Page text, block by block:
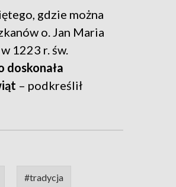
gdzie można
o. Jan Maria
1223 r. św.
doskonała
– podkreślił
#tradycja